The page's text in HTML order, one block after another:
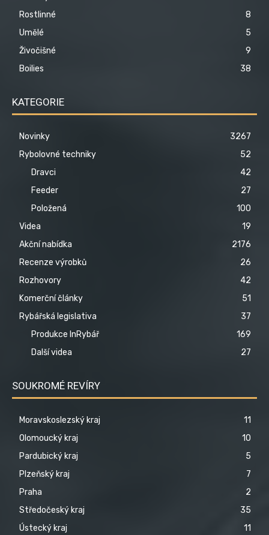
Rostlinné
8
Umělé
5
Živočišné
9
Boilies
38
KATEGORIE
Novinky
3267
Rybolovné techniky
52
Dravci
42
Feeder
27
Položená
100
Videa
19
Akční nabídka
2176
Recenze výrobků
26
Rozhovory
42
Komerční články
51
Rybářská legislativa
37
Produkce InRybář
169
Další videa
27
SOUKROMÉ REVÍRY
Moravskoslezský kraj
11
Olomoucký kraj
10
Pardubický kraj
5
Plzeňský kraj
7
Praha
2
Středočeský kraj
35
Ústecký kraj
11